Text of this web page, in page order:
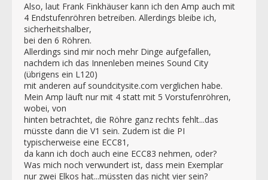
Also, laut Frank Finkhäuser kann ich den Amp auch mit
4 Endstufenröhren betreiben. Allerdings bleibe ich,
sicherheitshalber,
bei den 6 Röhren.
Allerdings sind mir noch mehr Dinge aufgefallen,
nachdem ich das Innenleben meines Sound City
(übrigens ein L120)
mit anderen auf soundcitysite.com verglichen habe.
Mein Amp läuft nur mit 4 statt mit 5 Vorstufenröhren,
wobei, von
hinten betrachtet, die Röhre ganz rechts fehlt...das
müsste dann die V1 sein. Zudem ist die PI
typischerweise eine ECC81,
da kann ich doch auch eine ECC83 nehmen, oder?
Was mich noch verwundert ist, dass mein Exemplar
nur zwei Elkos hat...müssten das nicht vier sein?